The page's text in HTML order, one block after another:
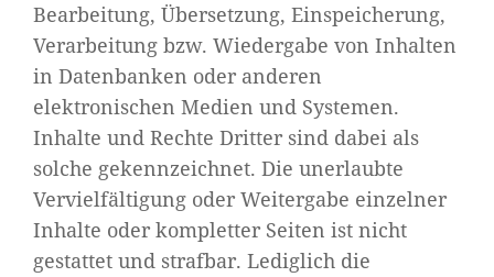
Bearbeitung, Übersetzung, Einspeicherung,
Verarbeitung bzw. Wiedergabe von Inhalten
in Datenbanken oder anderen
elektronischen Medien und Systemen.
Inhalte und Rechte Dritter sind dabei als
solche gekennzeichnet. Die unerlaubte
Vervielfältigung oder Weitergabe einzelner
Inhalte oder kompletter Seiten ist nicht
gestattet und strafbar. Lediglich die